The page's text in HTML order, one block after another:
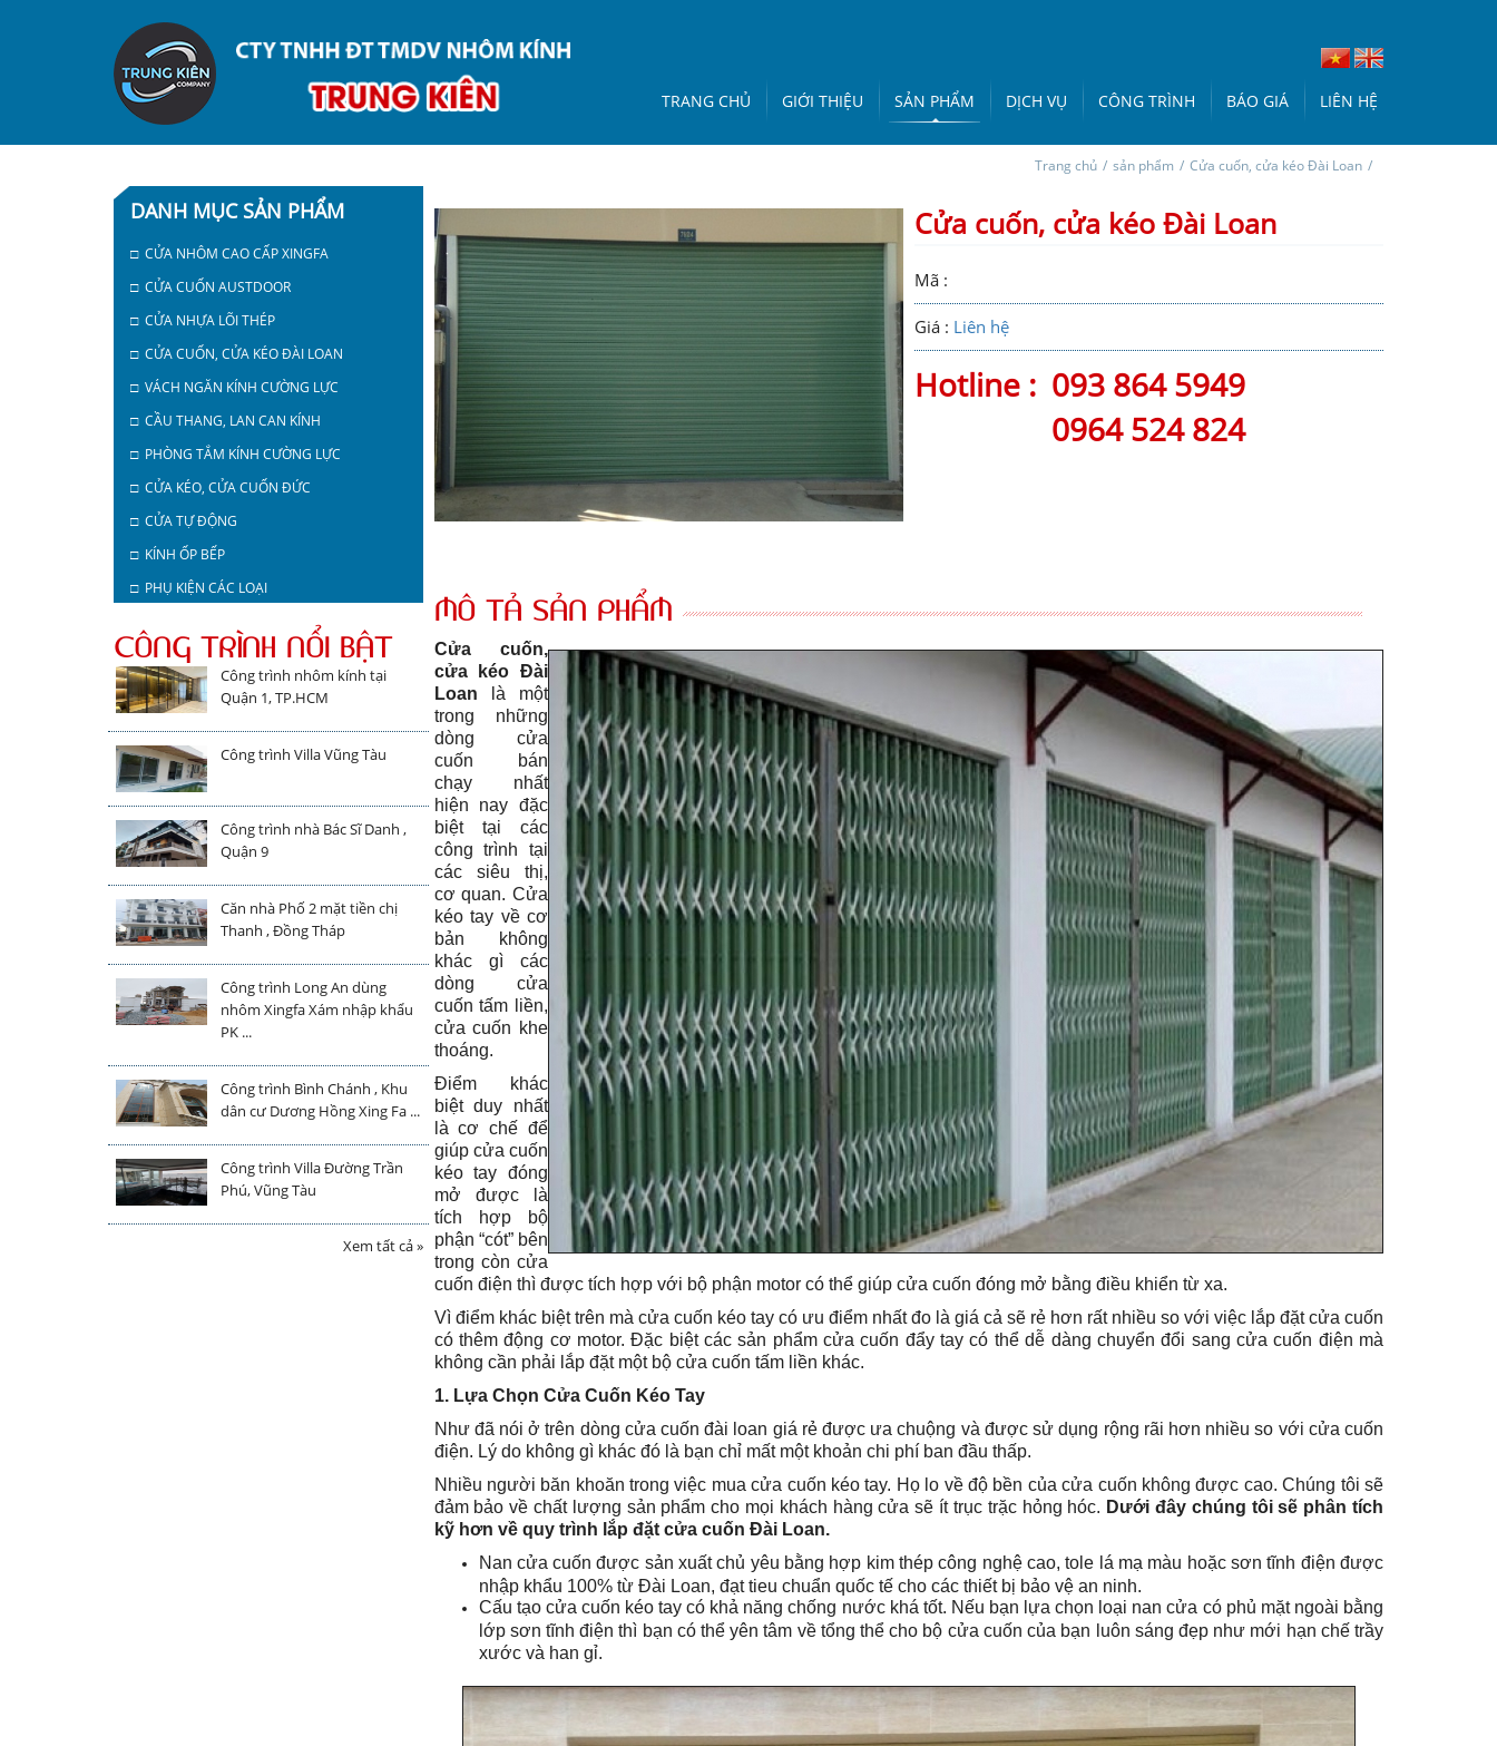
TRANG CHỦ GIỚI THIỆU SẢN PHẨM DỊCH VỤ CÔNG TRÌNH BÁO GIÁ LIÊN HỆ
Trang chủ / sản phẩm / Cửa cuốn, cửa kéo Đài Loan /
DANH MỤC SẢN PHẨM
□ CỬA NHÔM CAO CẤP XINGFA
□ CỬA CUỐN AUSTDOOR
□ CỬA NHỰA LÕI THÉP
□ CỬA CUỐN, CỬA KÉO ĐÀI LOAN
□ VÁCH NGĂN KÍNH CƯỜNG LỰC
□ CẦU THANG, LAN CAN KÍNH
□ PHÒNG TẮM KÍNH CƯỜNG LỰC
□ CỬA KÉO, CỬA CUỐN ĐỨC
□ CỬA TỰ ĐỘNG
□ KÍNH ỐP BẾP
□ PHỤ KIỆN CÁC LOẠI
CÔNG TRÌNH NỔI BẬT
Công trình nhôm kính tại
Quận 1, TP.HCM
Công trình Villa Vũng Tàu
Công trình nhà Bác Sĩ Danh ,
Quận 9
Căn nhà Phố 2 mặt tiền chị
Thanh , Đồng Tháp
Công trình Long An dùng
nhôm Xingfa Xám nhập khẩu
PK ...
Công trình Bình Chánh , Khu
dân cư Dương Hồng Xing Fa ...
Công trình Villa Đường Trần
Phú, Vũng Tàu
Xem tất cả »
Cửa cuốn, cửa kéo Đài Loan
Mã :
Giá : Liên hệ
Hotline : 093 864 5949
0964 524 824
MÔ TẢ SẢN PHẨM
Cửa cuốn,
cửa kéo Đài
Loan là một
trong những
dòng cửa
cuốn bán
chạy nhất
hiện nay đặc
biệt tại các
công trình tại
các siêu thị,
cơ quan. Cửa
kéo tay về cơ
bản không
khác gì các
dòng cửa
cuốn tấm liền,
cửa cuốn khe
thoáng.
Điểm khác
biệt duy nhất
là cơ chế để
giúp cửa cuốn
kéo tay đóng
mở được là
tích hợp bộ
phận “cót” bên
trong còn cửa
cuốn điện thì được tích hợp với bộ phận motor có thể giúp cửa cuốn đóng mở bằng điều khiển từ xa.
Vì điểm khác biệt trên mà cửa cuốn kéo tay có ưu điểm nhất đo là giá cả sẽ rẻ hơn rất nhiều so với việc lắp đặt cửa cuốn
có thêm động cơ motor. Đặc biệt các sản phẩm cửa cuốn đẩy tay có thể dễ dàng chuyển đổi sang cửa cuốn điện mà
không cần phải lắp đặt một bộ cửa cuốn tấm liền khác.
1. Lựa Chọn Cửa Cuốn Kéo Tay
Như đã nói ở trên dòng cửa cuốn đài loan giá rẻ được ưa chuộng và được sử dụng rộng rãi hơn nhiều so với cửa cuốn
điện. Lý do không gì khác đó là bạn chỉ mất một khoản chi phí ban đầu thấp.
Nhiều người băn khoăn trong việc mua cửa cuốn kéo tay. Họ lo về độ bền của cửa cuốn không được cao. Chúng tôi sẽ
đảm bảo về chất lượng sản phẩm cho mọi khách hàng cửa sẽ ít trục trặc hỏng hóc. Dưới đây chúng tôi sẽ phân tích
kỹ hơn về quy trình lắp đặt cửa cuốn Đài Loan.
Nan cửa cuốn được sản xuất chủ yêu bằng hợp kim thép công nghệ cao, tole lá mạ màu hoặc sơn tĩnh điện được
nhập khẩu 100% từ Đài Loan, đạt tieu chuẩn quốc tế cho các thiết bị bảo vệ an ninh.
Cấu tạo cửa cuốn kéo tay có khả năng chống nước khá tốt. Nếu bạn lựa chọn loại nan cửa có phủ mặt ngoài bằng
lớp sơn tĩnh điện thì bạn có thể yên tâm về tổng thể cho bộ cửa cuốn của bạn luôn sáng đẹp như mới hạn chế trầy
xước và han gỉ.